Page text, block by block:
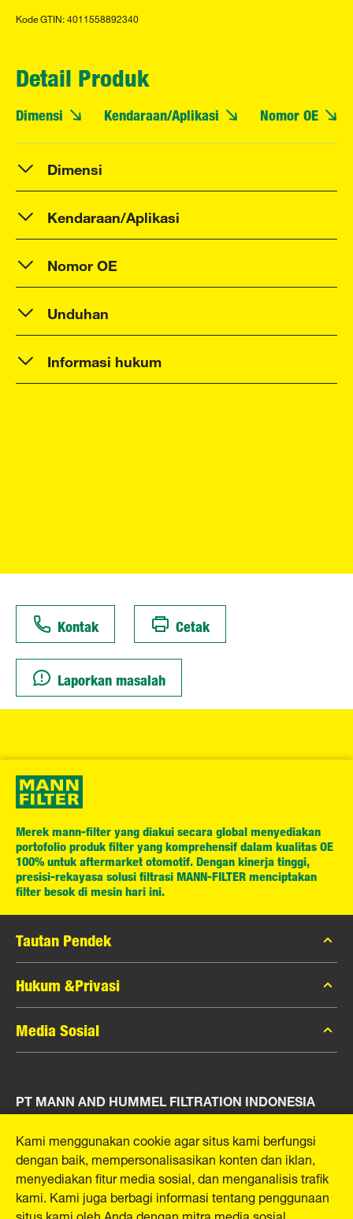
Kode GTIN: 4011558892340
Detail Produk
Dimensi Kendaraan/Aplikasi Nomor OE
Dimensi
Kendaraan/Aplikasi
Nomor OE
Unduhan
Informasi hukum
Kontak Cetak
Laporkan masalah
Merek mann-filter yang diakui secara global menyediakan
portofolio produk filter yang komprehensif dalam kualitas OE
100% untuk aftermarket otomotif. Dengan kinerja tinggi,
presisi-rekayasa solusi filtrasi MANN-FILTER menciptakan
filter besok di mesin hari ini.
Tautan Pendek
Katalog MANN-FILTER
Pencari MANN-FILTER
Peras
Hukum &Privasi
Privasi Data
Pemberitahuan Hukum
Media Sosial
Instagram
YouTube
PT MANN AND HUMMEL FILTRATION INDONESIA
Puri Indah Financial Tower, Unit 107
Jl. Puri Lingkar Dalam, RT01/RW02
Kembangan Selatan
Kecamatan Kembangan
West Jakarta 11610, Indonesia
Kami menggunakan cookie agar situs kami berfungsi
dengan baik, mempersonalisasikan konten dan iklan,
menyediakan fitur media sosial, dan menganalisis trafik
kami. Kami juga berbagi informasi tentang penggunaan